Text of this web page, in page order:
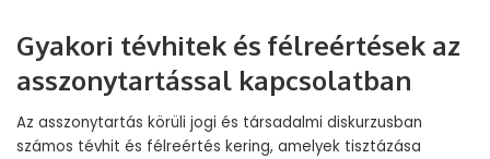
Gyakori tévhitek és félreértések az
asszonytartással kapcsolatban
Az asszonytartás körüli jogi és társadalmi diskurzusban
számos tévhit és félreértés kering, amelyek tisztázása